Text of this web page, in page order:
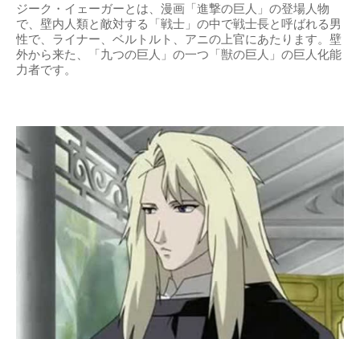
ジーク・イェーガーとは、漫画「進撃の巨人」の登場人物
で、壁内人類と敵対する「戦士」の中で戦士長と呼ばれる男
性で、ライナー、ベルトルト、アニの上官にあたります。壁
外から来た、「九つの巨人」の一つ「獣の巨人」の巨人化能
力者です。